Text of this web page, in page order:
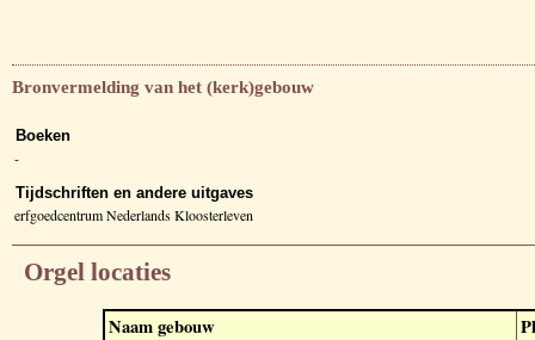
Bronvermelding van het (kerk)gebouw
Boeken
-
Tijdschriften en andere uitgaves
erfgoedcentrum Nederlands Kloosterleven
Orgel locaties
Naam gebouw